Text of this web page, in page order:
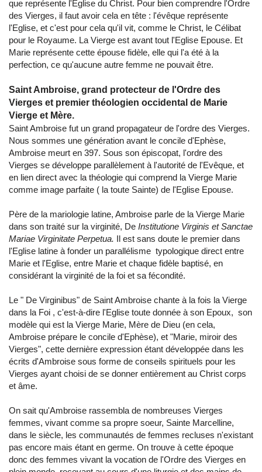
que représente l'Eglise du Christ. Pour bien comprendre l'Ordre
des Vierges, il faut avoir cela en tête : l'évêque représente
l'Eglise, et c'est pour cela qu'il vit, comme le Christ, le Célibat
pour le Royaume. La Vierge est avant tout l'Eglise Epouse. Et
Marie représente cette épouse fidèle, elle qui l'a été à la
perfection, ce qu'aucune autre femme ne pouvait être.
Saint Ambroise, grand protecteur de l'Ordre des
Vierges et premier théologien occidental de Marie
Vierge et Mère.
Saint Ambroise fut un grand propagateur de l'ordre des Vierges.
Nous sommes une génération avant le concile d'Ephèse,
Ambroise meurt en 397. Sous son épiscopat, l'ordre des
Vierges se développe parallèlement à l'autorité de l'Evêque, et
en lien direct avec la théologie qui comprend la Vierge Marie
comme image parfaite ( la toute Sainte) de l'Eglise Epouse.
Père de la mariologie latine, Ambroise parle de la Vierge Marie
dans son traité sur la virginité, De Institutione Virginis et Sanctae
Mariae Virginitate Perpetua. Il est sans doute le premier dans
l'Eglise latine à fonder un parallélisme typologique direct entre
Marie et l'Eglise, entre Marie et chaque fidèle baptisé, en
considérant la virginité de la foi et sa fécondité.
Le " De Virginibus" de Saint Ambroise chante à la fois la Vierge
dans la Foi , c'est-à-dire l'Eglise toute donnée à son Epoux, son
modèle qui est la Vierge Marie, Mère de Dieu (en cela,
Ambroise prépare le concile d'Ephèse), et "Marie, miroir des
Vierges", cette dernière expression étant développée dans les
écrits d'Ambroise sous forme de conseils spirituels pour les
Vierges ayant choisi de se donner entièrement au Christ corps
et âme.
On sait qu'Ambroise rassembla de nombreuses Vierges
femmes, vivant comme sa propre soeur, Sainte Marcelline,
dans le siècle, les communautés de femmes recluses n'existant
pas encore mais étant en germe. On trouve à cette époque
donc des femmes vivant la vocation de l'Ordre des Vierges en